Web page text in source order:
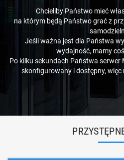
Chcieliby Państwo mieć
na którym będą Państwo grać z
Jeśli ważna jest dla Państwa
wydajność, mamy
Po kilku sekundach Państwa serwer
skonfigurowany i dostępny,